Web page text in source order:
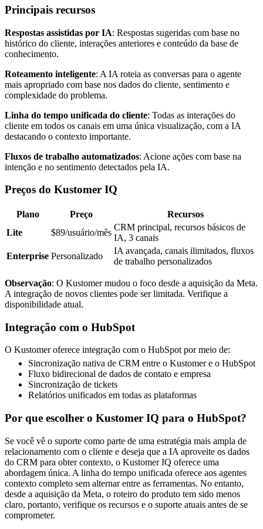
Principais recursos
Respostas assistidas por IA: Respostas sugeridas com base no
histórico do cliente, interações anteriores e conteúdo da base de
conhecimento.
Roteamento inteligente: A IA roteia as conversas para o agente
mais apropriado com base nos dados do cliente, sentimento e
complexidade do problema.
Linha do tempo unificada do cliente: Todas as interações do
cliente em todos os canais em uma única visualização, com a IA
destacando o contexto importante.
Fluxos de trabalho automatizados: Acione ações com base na
intenção e no sentimento detectados pela IA.
Preços do Kustomer IQ
Plano Preço
Recursos
Lite
$89/usuário/mês
CRM principal, recursos básicos de
IA, 3 canais
Enterprise Personalizado
IA avançada, canais ilimitados, fluxos
de trabalho personalizados
Observação: O Kustomer mudou o foco desde a aquisição da Meta.
A integração de novos clientes pode ser limitada. Verifique a
disponibilidade atual.
Integração com o HubSpot
O Kustomer oferece integração com o HubSpot por meio de:
Sincronização nativa de CRM entre o Kustomer e o HubSpot
Fluxo bidirecional de dados de contato e empresa
Sincronização de tickets
Relatórios unificados em todas as plataformas
Por que escolher o Kustomer IQ para o HubSpot?
Se você vê o suporte como parte de uma estratégia mais ampla de
relacionamento com o cliente e deseja que a IA aproveite os dados
do CRM para obter contexto, o Kustomer IQ oferece uma
abordagem única. A linha do tempo unificada oferece aos agentes
contexto completo sem alternar entre as ferramentas. No entanto,
desde a aquisição da Meta, o roteiro do produto tem sido menos
claro, portanto, verifique os recursos e o suporte atuais antes de se
comprometer.